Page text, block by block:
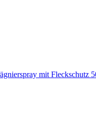
mit Fleckschutz